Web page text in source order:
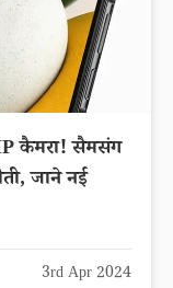
कैमरा! सैमसंग
जाने नई
3rd Apr 2024